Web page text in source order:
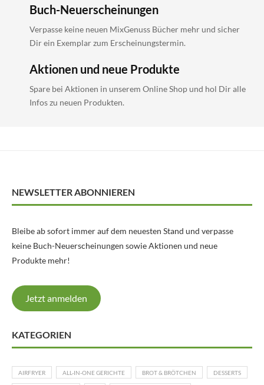
Buch-Neuerscheinungen
Verpasse keine neuen MixGenuss Bücher mehr und sicher
Dir ein Exemplar zum Erscheinungstermin.
Aktionen und neue Produkte
Spare bei Aktionen in unserem Online Shop und hol Dir alle
Infos zu neuen Produkten.
NEWSLETTER ABONNIEREN
Bleibe ab sofort immer auf dem neuesten Stand und verpasse
keine Buch-Neuerscheinungen sowie Aktionen und neue
Produkte mehr!
Jetzt anmelden
KATEGORIEN
AIRFRYER ALL-IN-ONE GERICHTE BROT & BRÖTCHEN DESSERTS